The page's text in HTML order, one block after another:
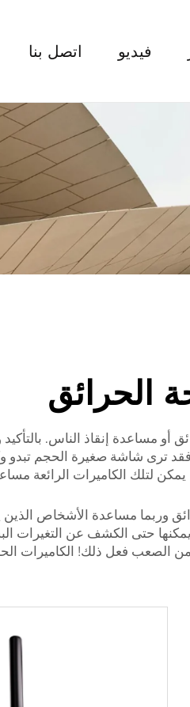
فيديو اتصل بنا
الحرائق
مساعدة إنقاذ الناس.
فقد ترى شاشة صغيرة الحجم
لتلك الكاميرات الرائعة
وربما مساعدة الأشخاص
ويمكنها حتى الكشف عن التغيرات
الصعب فعل ذلك! الكاميرات